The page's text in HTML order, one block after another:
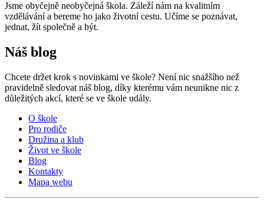
Jsme obyčejně neobyčejná škola. Záleží nám na kvalitním
vzdělávání a bereme ho jako životní cestu. Učíme se poznávat,
jednat, žít společně a být.
Náš blog
Chcete držet krok s novinkami ve škole? Není nic snažšího než
pravidelně sledovat náš blog, díky kterému vám neunikne nic z
důležitých akcí, které se ve škole udály.
O škole
Pro rodiče
Družina a klub
Život ve škole
Blog
Kontakty
Mapa webu